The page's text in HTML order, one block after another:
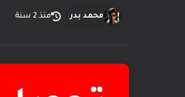
محمد بدر منذ 2 سنة